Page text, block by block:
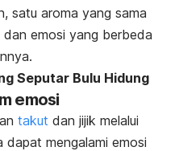
satu aroma yang sama
emosi yang berbeda
Seputar Bulu Hidung
emosi
takut dan jijik melalui
mengalami emosi